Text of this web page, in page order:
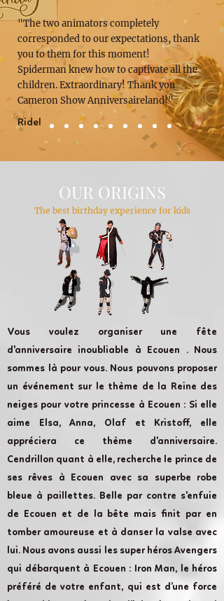
"The two animators completely
corresponded to our expectations, thank
you to them for this moment!
Spiderman knew how to captivate all the
children. Extraordinary! Thank you
Cameron Show Anniversaireland!"
Ridel
OUR ORIGINS
The best birthday experience for kids
Vous voulez organiser une fête
d'anniversaire inoubliable à Ecouen . Nous
sommes là pour vous. Nous pouvons proposer
un événement sur le thème de la Reine des
neiges pour votre princesse à Ecouen : Si elle
aime Elsa, Anna, Olaf et Kristoff, elle
appréciera ce thème d'anniversaire.
Cendrillon quant à elle, recherche le prince de
ses rêves à Ecouen avec sa superbe robe
bleue à paillettes. Belle par contre s'enfuie
de Ecouen et de la bête mais finit par en
tomber amoureuse et à danser la valse avec
lui. Nous avons aussi les super héros Avengers
qui débarquent à Ecouen : Iron Man, le héros
préféré de votre enfant, qui est d’une force